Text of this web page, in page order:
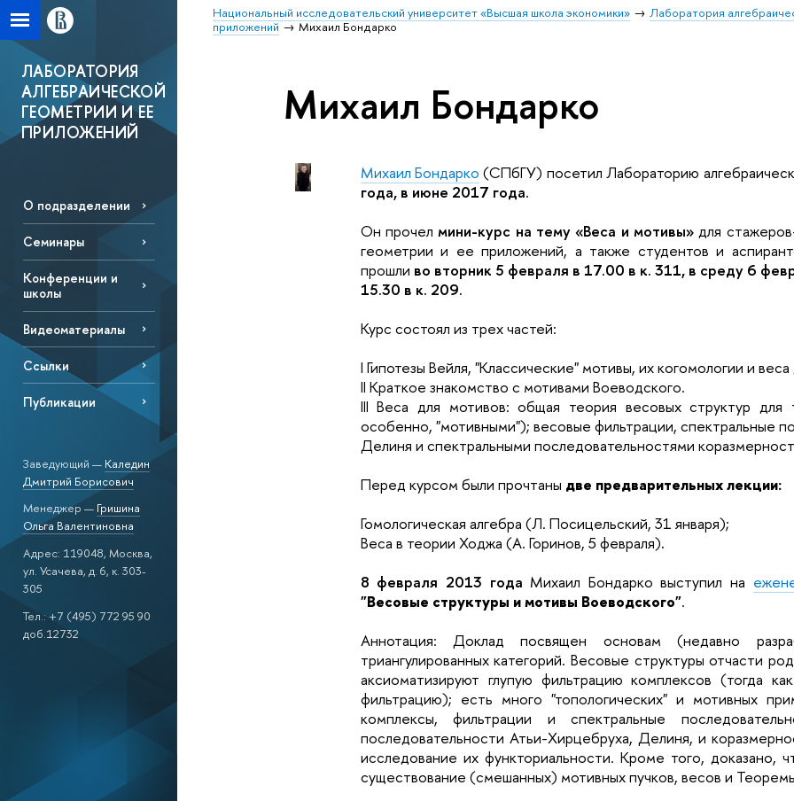
Национальный исследовательский университет «Высшая школа экономики»
Лаборатория
приложений
Михаил Бондарко
ЛАБОРАТОРИЯ
АЛГЕБРАИЧЕСКОЙ
ГЕОМЕТРИИ И ЕЕ
ПРИЛОЖЕНИЙ
О подразделении
Семинары
Конференции и
школы
Видеоматериалы
Ссылки
Публикации
Заведующий — Каледин
Дмитрий Борисович
Менеджер — Гришина
Ольга Валентиновна
Адрес: 119048, Москва,
ул. Усачева, д. 6, к. 303-
305
Тел.: +7 (495) 772 95 90
доб.12732
Михаил Бондарко
Михаил Бондарко (СПбГУ) посетил Лабораторию
года, в июне 2017 года.
Он прочелмини-курс на тему «Веса и мотивы»для
геометрии и ее приложений, а также студентов и
прошли во вторник 5 февраля в 17.00 в к. 311, в среду 6
15.30 в к. 209.
Курс состоял из трех частей:
I Гипотезы Вейля, "Классические" мотивы, их когомологии и веса
II Краткое знакомство с мотивами Воеводского.
III Веса для мотивов: общая теория весовых структур для
особенно, "мотивными"); весовые фильтрации, спектральные
Делиня и спектральными последовательностями
Перед курсом были прочтаны две предварительных лекции:
Гомологическая алгебра (Л. Посицельский, 31 января);
Веса в теории Ходжа (А. Горинов, 5 февраля).
8 февраля 2013 года Михаил Бондарко выступил на
"Весовые структуры и мотивы Воеводского".
Аннотация: Доклад посвящен основам (недавно
триангулированных категорий. Весовые структуры отчасти
аксиоматизируют глупую фильтрацию комплексов (тогда
фильтрацию); есть много "топологических" и мотивных
комплексы, фильтрации и спектральные
последовательности Атьи-Хирцебруха, Делиня, и
исследование их функториальности. Кроме того, доказано,
существование (смешанных) мотивных пучков, весов и